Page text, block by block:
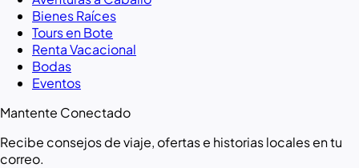
Bienes Raíces
Tours en Bote
Renta Vacacional
Bodas
Eventos
Mantente Conectado
Recibe consejos de viaje, ofertas e historias locales en tu
correo.